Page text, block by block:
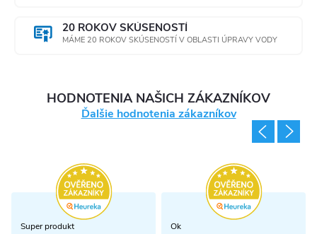
20 ROKOV SKÚSENOSTÍ
MÁME 20 ROKOV SKÚSENOSTÍ V OBLASTI ÚPRAVY VODY
HODNOTENIA NAŠICH ZÁKAZNÍKOV
Ďalšie hodnotenia zákazníkov
Super produkt
Ok